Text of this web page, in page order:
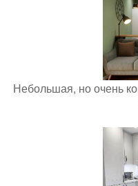
Небольшая, но очень